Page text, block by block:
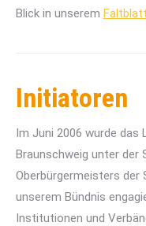
Blick in unserem Faltblatt
Initiatoren
Im Juni 2006 wurde das
Braunschweig unter der
Oberbürgermeisters der
unserem Bündnis
Institutionen und